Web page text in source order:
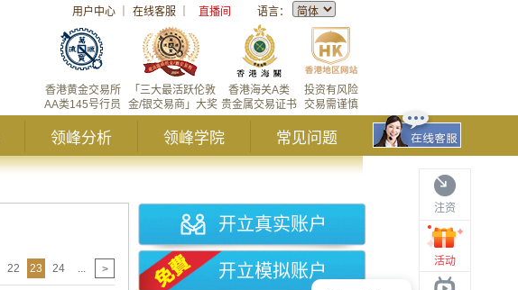
用户中心 在线客服 直播间 语言：
投资有风险
交易需谨慎
香港海关A类
贵金属交易证书
「三大最活跃伦敦
金/银交易商」大奖
香港黄金交易所
AA类145号行员
领峰分析 领峰学院 常见问题
注资
活动
22 23 24 ... >
开立真实账户
开立模拟账户